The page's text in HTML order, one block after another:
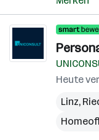
Heute
Linz,